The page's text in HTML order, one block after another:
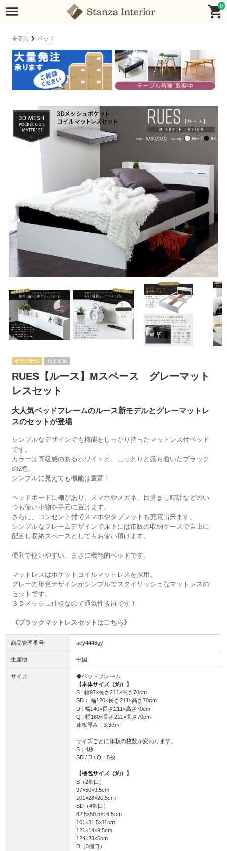
0
全商品 ベッド
オリジナル
RUES【ルース】Mスペース グレーマット
レスセット
大人気ベッドフレームのルース新モデルとグレーマットレ
スのセットが登場
シンプルなデザインでも機能をしっかり持ったマットレス付ベッド
です。
カラーは高級感のあるホワイトと、しっとりと落ち着いたブラック
の2色。
シンプルに見えても機能は豊富！
ヘッドボードに棚があり、スマホやメガネ、目覚まし時計などのい
つも使い小物を手元に置けます。
さらに、コンセント付でスマホやタブレットも充電出来ます。
シンプルなフレームデザインで床下には市販の収納ケースで自由に
配置し収納スペースとしてもお使い頂けます。
便利で使いやすい、まさに機能的ベッドです。
マットレスはポケットコイルマットレスを採用。
グレーの単色デザインがシンプルでスタイリッシュなマットレスの
セットです。
３Ｄメッシュ仕様なので通気性抜群です！
《ブラックマットレスセットはこちら》
商品管理番号 acy4448gy
生産地 中国
サイズ
◆ベッドフレーム
【本体サイズ（約）】
S : 幅97×長さ211×高さ70cm
SD： 幅120×長さ211×高さ70cm
D : 幅140×長さ211×高さ70cm
Q : 幅160×長さ211×高さ70cm
床板厚み：3.3cm
サイズごとに床板の枚数が変わります。
S：4枚
SD / D / Q：8枚
【梱包サイズ（約）】
S（2個口）
97×50×9.5cm
101×28×20.5cm
SD（4個口）
62.5×50.5×16.5cm
101×31.5×11cm
121×14×9.5cm
124×28×5cm
D（3個口）